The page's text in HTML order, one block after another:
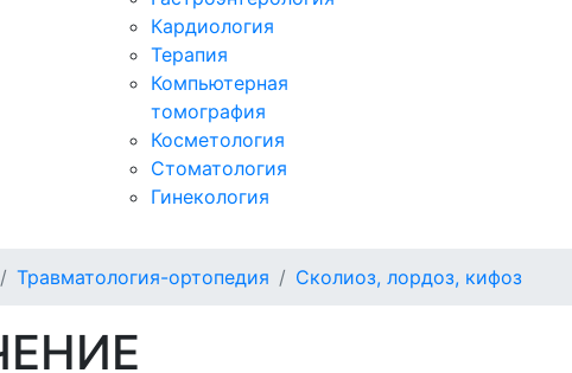
Кардиология
Терапия
Компьютерная
томография
Косметология
Стоматология
Гинекология
Травматология-ортопедия Сколиоз, лордоз, кифоз